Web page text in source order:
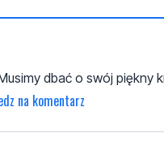
dbać o swój piękny
na komentarz